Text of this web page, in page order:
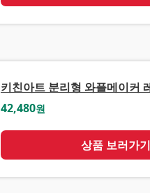
키친아트 분리형 와플메이커
42,480원
상품 보러가기